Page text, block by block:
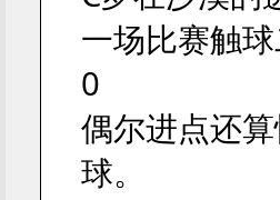
一场比赛触
0
偶尔进点还
球。